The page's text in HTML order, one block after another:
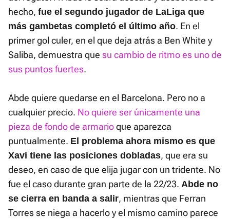
hecho, fue el segundo jugador de LaLiga que
más gambetas completó el último año. En el
primer gol culer, en el que deja atrás a Ben White y
Saliba, demuestra que su cambio de ritmo es uno de
sus puntos fuertes.
Abde quiere quedarse en el Barcelona. Pero no a
cualquier precio. No quiere ser únicamente una
pieza de fondo de armarioque aparezca
puntualmente. El problema ahora mismo es que
Xavi tiene las posiciones dobladas, que era su
deseo, en caso de que elija jugar con un tridente. No
fue el caso durante gran parte de la 22/23. Abde no
se cierra en banda a salir, mientras que Ferran
Torres se niega a hacerlo y el mismo camino parece